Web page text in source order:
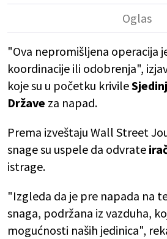
"Ova nepromišljena operacija
koordinacije ili odobrenja",
koje su u početku krivile
Države za napad.
Prema izveštaju Wall Street
snage su uspele da odvrate
istrage.
"Izgleda da je pre napada na
snaga, podržana iz vazduha,
mogućnosti naših jedinica",